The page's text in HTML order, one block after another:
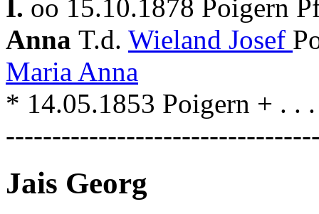
I. oo 15.10.1878 Poigern
Anna T.d. Wieland Josef
Maria Anna
* 14.05.1853 Poigern + . .
Jais Georg